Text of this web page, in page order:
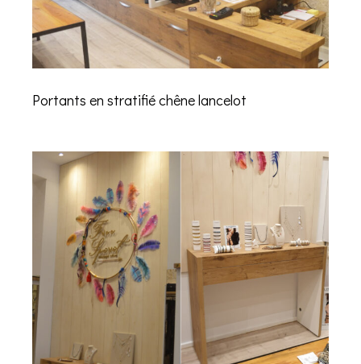
Portants en stratifié chêne lancelot